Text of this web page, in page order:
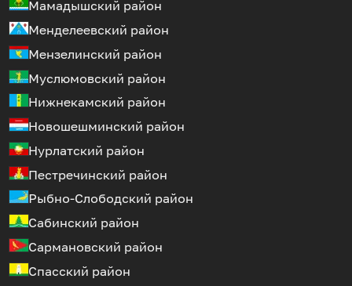
Мамадышский район
Менделеевский район
Мензелинский район
Муслюмовский район
Нижнекамский район
Новошешминский район
Нурлатский район
Пестречинский район
Рыбно-Слободский район
Сабинский район
Сармановский район
Спасский район